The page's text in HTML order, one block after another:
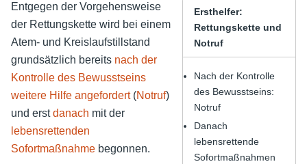
Ersthelfer:
Rettungskette und
Notruf
Nach der Kontrolle
des Bewusstseins:
Notruf
Danach
lebensrettende
Sofortmaßnahmen
Entgegen der Vorgehensweise
der Rettungskette wird bei einem
Atem- und Kreislaufstillstand
grundsätzlich bereits nach der
Kontrolle des Bewusstseins
weitere Hilfe angefordert(Notruf)
und erstdanach mit der
lebensrettenden
Sofortmaßnahme begonnen.